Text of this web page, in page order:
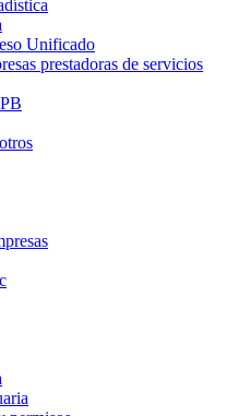
Unificado
prestadoras de servicios